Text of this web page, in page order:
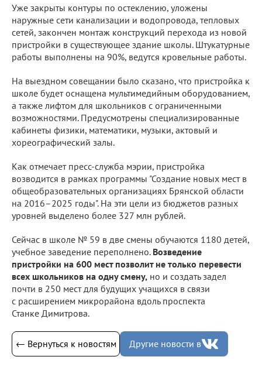
Уже закрыты контуры по остеклению, уложены
наружные сети канализации и водопровода, тепловых
сетей, закончен монтаж конструкций перехода из новой
пристройки в существующее здание школы. Штукатурные
работы выполнены на 90%, ведутся кровельные работы.
На выездном совещании было сказано, что пристройка к
школе будет оснащена мультимедийным оборудованием,
а также лифтом для школьников с ограниченными
возможностями. Предусмотрены специализированные
кабинеты физики, математики, музыки, актовый и
хореографический залы.
Как отмечает пресс-служба мэрии, пристройка
возводится в рамках программы "Создание новых мест в
общеобразовательных организациях Брянской области
на 2016–2025 годы". На эти цели из бюджетов разных
уровней выделено более 327 млн рублей.
Сейчас в школе № 59 в две смены обучаются 1180 детей,
учебное заведение переполнено. Возведение
пристройки на 600 мест позволит не только перевести
всех школьников на одну смену, но и создать задел
почти в 250 мест для будущих учащихся в связи
с расширением микрорайона вдоль проспекта
Станке Димитрова.
← Вернуться к новостям Другие новости в